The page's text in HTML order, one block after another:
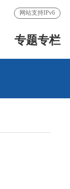
网站支持IPv6
专题专栏